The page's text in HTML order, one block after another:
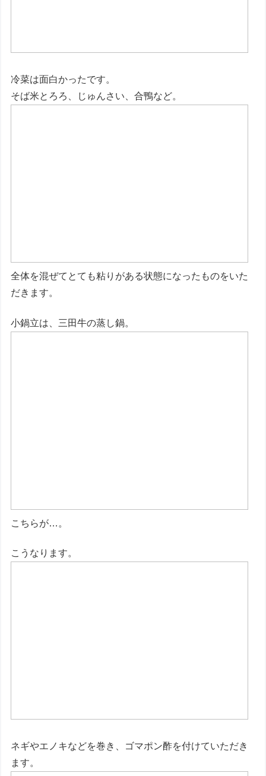
冷菜は面白かったです。
そば米とろろ、じゅんさい、合鴨など。
全体を混ぜてとても粘りがある状態になったものをいた
だきます。
小鍋立は、三田牛の蒸し鍋。
こちらが…。
こうなります。
ネギやエノキなどを巻き、ゴマポン酢を付けていただき
ます。